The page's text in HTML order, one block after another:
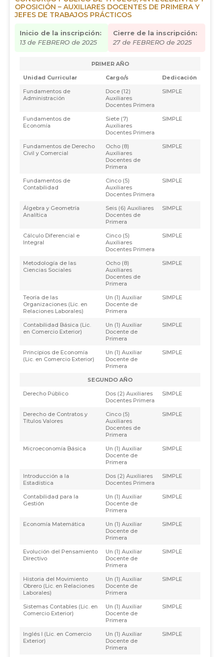
OPOSICIÓN – AUXILIARES DOCENTES DE PRIMERA Y
JEFES DE TRABAJOS PRÁCTICOS
Inicio de la inscripción:
13 de FEBRERO de 2025
Cierre de la inscripción:
27 de FEBRERO de 2025
PRIMER AÑO
Unidad Curricular
Cargo/s
Dedicación
Fundamentos de
Administración
Doce (12)
Auxiliares
Docentes Primera
SIMPLE
Fundamentos de
Economía
Siete (7)
Auxiliares
Docentes Primera
SIMPLE
Fundamentos de Derecho
Civil y Comercial
Ocho (8)
Auxiliares
Docentes de
Primera
SIMPLE
Fundamentos de
Contabilidad
Cinco (5)
Auxiliares
Docentes Primera
SIMPLE
Álgebra y Geometría
Analítica
Seis (6) Auxiliares
Docentes de
Primera
SIMPLE
Cálculo Diferencial e
Integral
Cinco (5)
Auxiliares
Docentes Primera
SIMPLE
Metodología de las
Ciencias Sociales
Ocho (8)
Auxiliares
Docentes de
Primera
SIMPLE
Teoría de las
Organizaciones (Lic. en
Relaciones Laborales)
Un (1) Auxiliar
Docente de
Primera
SIMPLE
Contabilidad Básica (Lic.
en Comercio Exterior)
Un (1) Auxiliar
Docente de
Primera
SIMPLE
Principios de Economía
(Lic. en Comercio Exterior)
Un (1) Auxiliar
Docente de
Primera
SIMPLE
SEGUNDO AÑO
Derecho Público
Dos (2) Auxiliares
Docentes Primera
SIMPLE
Derecho de Contratos y
Títulos Valores
Cinco (5)
Auxiliares
Docentes de
Primera
SIMPLE
Microeconomía Básica
Un (1) Auxiliar
Docente de
Primera
SIMPLE
Introducción a la
Estadística
Dos (2) Auxiliares
Docentes Primera
SIMPLE
Contabilidad para la
Gestión
Un (1) Auxiliar
Docente de
Primera
SIMPLE
Economía Matemática
Un (1) Auxiliar
Docente de
Primera
SIMPLE
Evolución del Pensamiento
Directivo
Un (1) Auxiliar
Docente de
Primera
SIMPLE
Historia del Movimiento
Obrero (Lic. en Relaciones
Laborales)
Un (1) Auxiliar
Docente de
Primera
SIMPLE
Sistemas Contables (Lic. en
Comercio Exterior)
Un (1) Auxiliar
Docente de
Primera
SIMPLE
Inglés I (Lic. en Comercio
Exterior)
Un (1) Auxiliar
Docente de
Primera
SIMPLE